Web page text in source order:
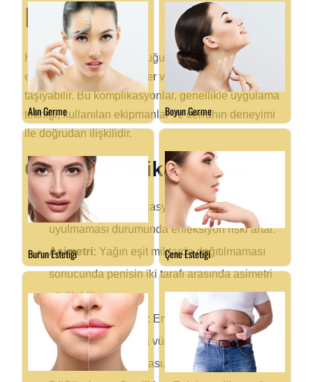
Riskler
Her cerrahi girişimde olduğu gibi, penise yağ
enjeksiyonu da bazı riskler ve komplikasyonlar
taşıyabilir. Bu komplikasyonlar, genellikle uygulama
tekniği, kullanılan ekipmanlar ve cerrahın deneyimi
ile doğrudan ilişkilidir.
Olası Komplikasyonlar
Enfeksiyon:
Sterilizasyon standartlarına
uyulmaması durumunda enfeksiyon riski artar.
Asimetri: Yağın eşit miktarda dağıtılmaması
sonucunda penisin iki tarafı arasında asimetri
görülebilir.
Yağ Rezorpsiyonu: Enjekte edilen yağ
dokusunun zamanla vücut tarafından emilmesi
ve sonuçların azalması.